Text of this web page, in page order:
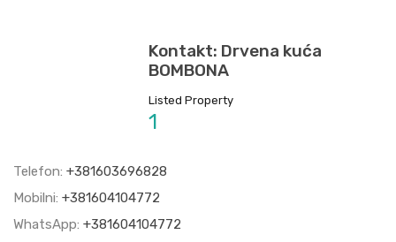
Kontakt: Drvena kuća
BOMBONA
Listed Property
1
Telefon: +381603696828
Mobilni: +381604104772
WhatsApp: +381604104772